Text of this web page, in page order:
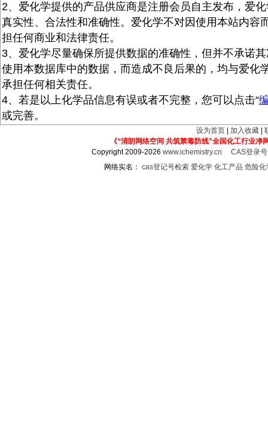
2、爱化学提供的产品供应商是注册会员自主发布，爱
真实性、合法性和准确性。爱化学不对因使用本站内容
担任何商业和法律责任。
3、爱化学尽量确保所提供数据的准确性，但并不承诺
使用本数据库中的数据，而造成不良后果的，均与爱化
承担任何相关责任。
4、若是以上化学品信息有误或者不完整，您可以点击“
或完善。
设为首页 加入收藏
《“清朗网络空间 共筑禁毒防线”全国化工行业净
Copyright 2009-2026www.ichemistry.cn
CAS登录
网络实名： cas登记号检索 爱化学 化工产品 危险化